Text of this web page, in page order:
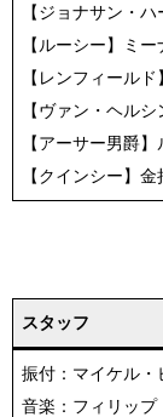
【ジョナサン・
【ルーシー】ミ
【レンフィール
【ヴァン・ヘル
【アーサー男爵
【クインシー】
スタッフ
振付：マイケル・
音楽：フィリップ